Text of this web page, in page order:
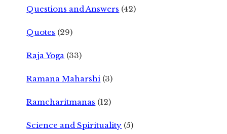
Questions and Answers (42)
Quotes (29)
Raja Yoga (33)
Ramana Maharshi (3)
Ramcharitmanas (12)
Science and Spirituality (5)